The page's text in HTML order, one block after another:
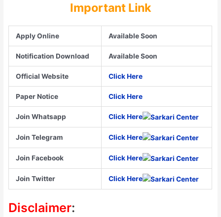
Important Link
Apply Online Available Soon
Notification Download Available Soon
Official Website Click Here
Paper Notice Click Here
Join Whatsapp Click Here
Join Telegram Click Here
Join Facebook Click Here
Join Twitter Click Here
Disclaimer: